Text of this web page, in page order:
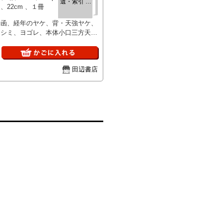
、22cm 、１冊
函、経年のヤケ、背・天強ヤケ、
シミ、ヨゴレ、本体小口三方天色
並、送料レターパックライト
田辺書店